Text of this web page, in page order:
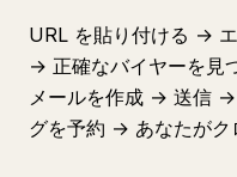
URL を貼り付ける →
→ 正確なバイヤーを見
メールを作成 → 送信
グを予約 → あなたがク